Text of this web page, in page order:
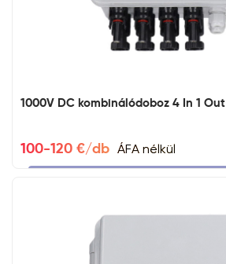
1000V DC kombinálódoboz 4 In 1 Out
100-120 €/db ÁFA nélkül